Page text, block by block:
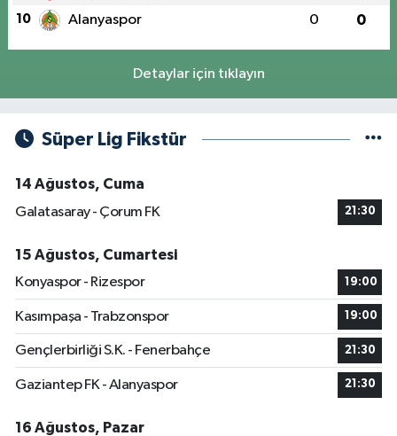
10 Alanyaspor 0 0
Detaylar için tıklayın
Süper Lig Fikstür
14 Ağustos, Cuma
Galatasaray - Çorum FK
21:30
15 Ağustos, Cumartesi
Konyaspor - Rizespor
19:00
Kasımpaşa - Trabzonspor 19:00
Gençlerbirliği S.K. - Fenerbahçe 21:30
Gaziantep FK - Alanyaspor 21:30
16 Ağustos, Pazar